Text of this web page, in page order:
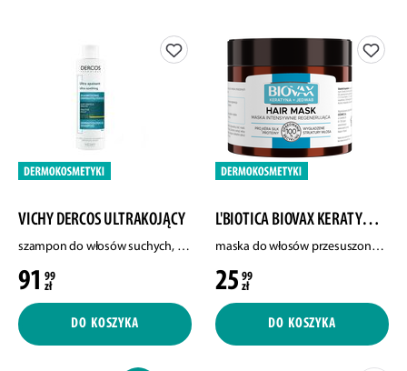
VICHY DERCOS ULTRAKOJĄCY
szampon do włosów suchych, 200 ml
91 99
zł
DO KOSZYKA
L'BIOTICA BIOVAX KERATYNA+JEDWAB
maska do włosów przesuszonych i puszących się, 250 ml
25 99
zł
DO KOSZYKA